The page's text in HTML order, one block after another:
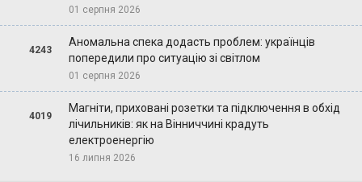
01 серпня 2026
4243
Аномальна спека додасть проблем: українців
попередили про ситуацію зі світлом
01 серпня 2026
4019
Магніти, приховані розетки та підключення в обхід
лічильників: як на Вінниччині крадуть
електроенергію
16 липня 2026